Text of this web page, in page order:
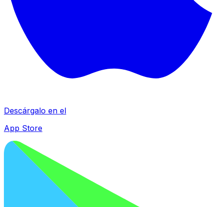
Descárgalo en el
App Store